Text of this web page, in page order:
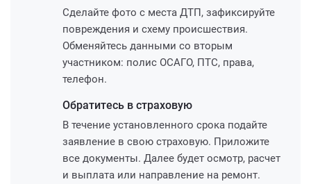
Сделайте фото с места ДТП, зафиксируйте
повреждения и схему происшествия.
Обменяйтесь данными со вторым
участником: полис ОСАГО, ПТС, права,
телефон.
Обратитесь в страховую
В течение установленного срока подайте
заявление в свою страховую. Приложите
все документы. Далее будет осмотр, расчет
и выплата или направление на ремонт.